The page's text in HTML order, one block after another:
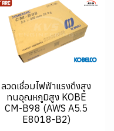
ลวดเชื่อมไฟฟ้าแรงดึงสูง
ทนอุณหภูมิสูง KOBE
CM-B98 (AWS A5.5
E8018-B2)